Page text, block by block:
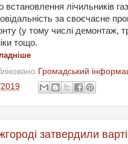
встановлення лічильників
за своєчасне
(у тому числі демонтаж,
тощо.
Громадський
затвердили